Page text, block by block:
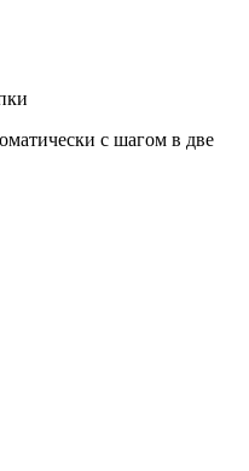
с шагом в две